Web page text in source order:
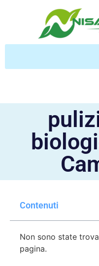
Contenuti
Non sono state
pagina.